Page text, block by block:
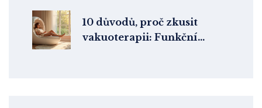
10 důvodů, proč zkusit
vakuoterapii: Funkční